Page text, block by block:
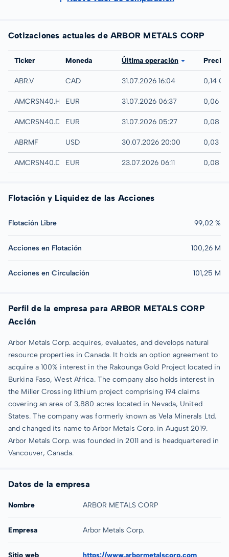
Cotizaciones actuales de ARBOR METALS CORP
Bolsa
Ticker Moneda Última operación Precio
TSX-V
ABR.V CAD 31.07.2026 16:04 0,14
Hamburg
AMCRSN40.HAMB
EUR 31.07.2026 06:37 0,06
Quotrix
AMCRSN40.DUSD
EUR 31.07.2026 05:27 0,08
UTC
ABRMF USD 30.07.2026 20:00 0,03
Düsseldorf
AMCRSN40.DUSB
EUR 23.07.2026 06:11 0,08
Flotación y Liquidez de las Acciones
Flotación Libre 99,02 %
Acciones en Flotación 100,26 M
Acciones en Circulación 101,25 M
Perfil de la empresa para ARBOR METALS CORP
Acción
Arbor Metals Corp. acquires, evaluates, and develops natural
resource properties in Canada. It holds an option agreement to
acquire a 100% interest in the Rakounga Gold Project located in
Burkina Faso, West Africa. The company also holds interest in
the Miller Crossing lithium project comprising 194 claims
covering an area of 3,880 acres located in Nevada, United
States. The company was formerly known as Vela Minerals Ltd.
and changed its name to Arbor Metals Corp. in August 2019.
Arbor Metals Corp. was founded in 2011 and is headquartered in
Vancouver, Canada.
Datos de la empresa
Nombre ARBOR METALS CORP
Empresa Arbor Metals Corp.
Sitio web https://www.arbormetalscorp.com